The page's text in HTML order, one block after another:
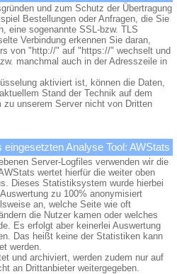
und zum Schutz der Übertragung
Bestellungen oder Anfragen, die Sie
eine sogenannte SSL-bzw. TLS
Verbindung erkennen Sie daran,
von "http://" auf "https://" wechselt und
manchmal auch in der Adresszeile in
aktiviert ist, können die Daten,
Stand der Technik auf dem
zu unserem Server nicht von Dritten
Analyse Tool: AWStats
Server-Logfiles verwenden wir die
wertet hierfür die weiter oben
Dieses Statistiksystem wurde hierbei
zu 100% anonymisiert
an, welche Seite wie oft
die Nutzer kamen oder welches
Es erfolgt aber keinerlei Auswertung
Das heißt keine der Statistiken kann
werden.
und archiviert, werden zudem nur auf
an Drittanbieter weitergegeben.